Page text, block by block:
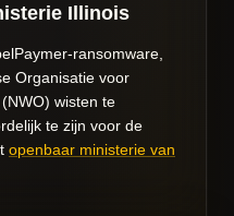
Illinois
ransomware,
Organisatie voor
wisten te
te zijn voor de
openbaar ministerie van